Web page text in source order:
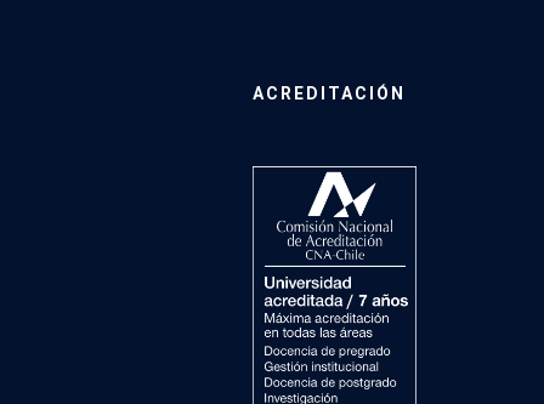
ACREDITACIÓN